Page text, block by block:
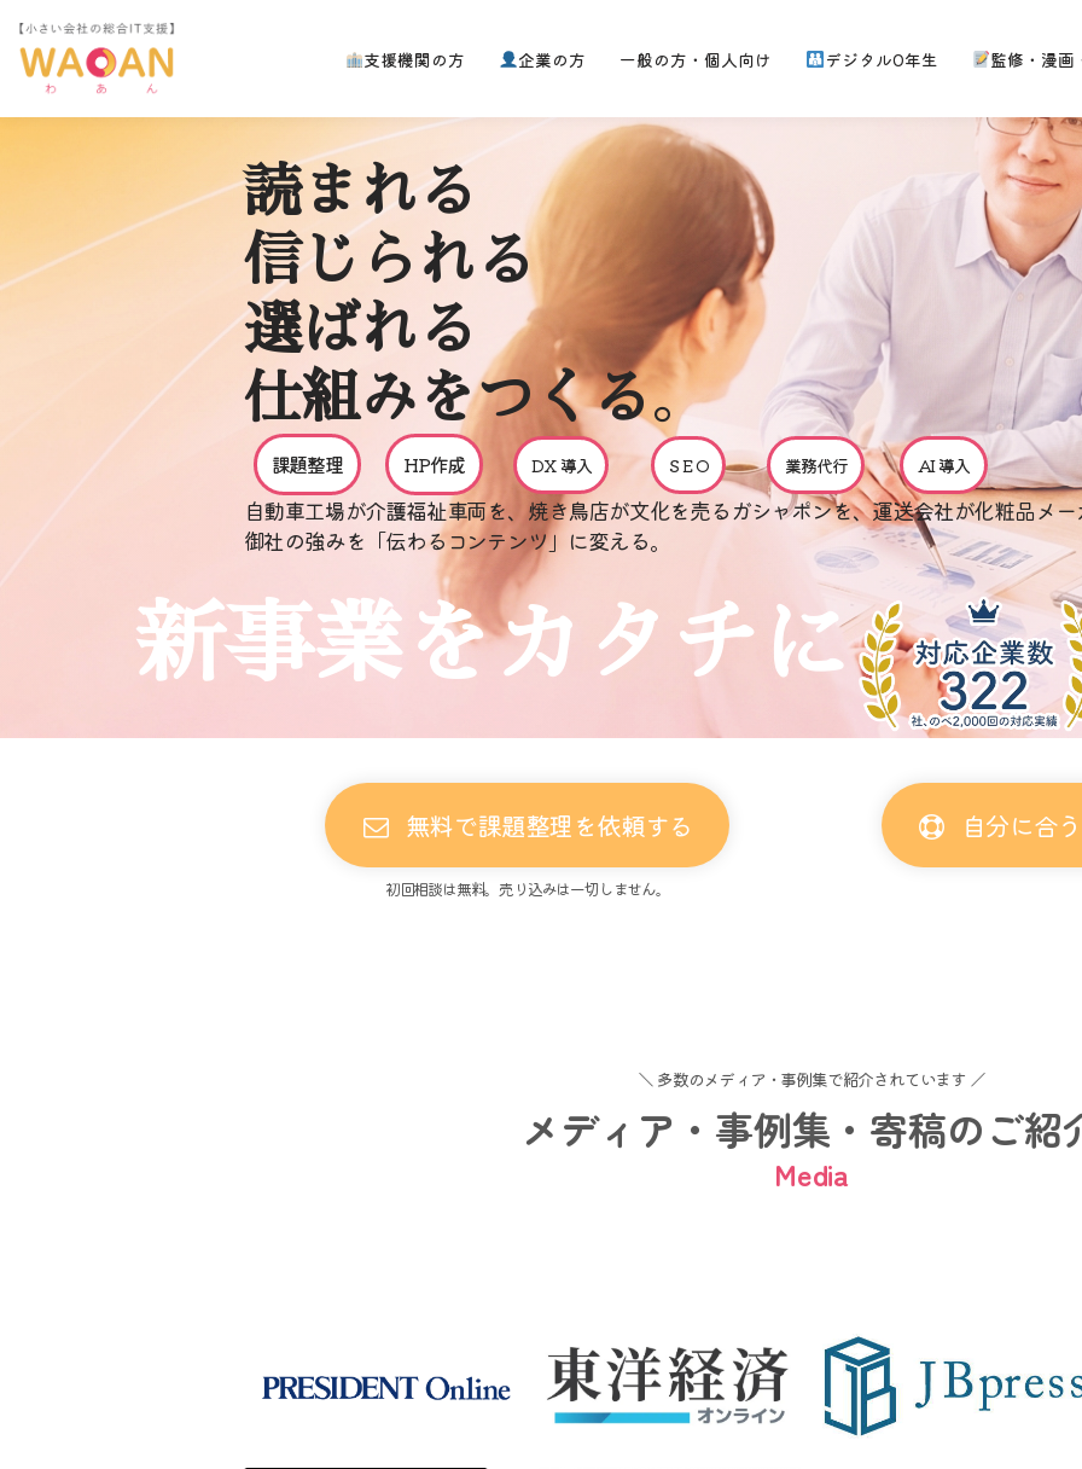
コ
テ
キ
支援機関の方 企業の方 一般の方・個人向け デジタル0年生 監修・漫画
読まれる
信じられる
選ばれる
仕組みをつくる。
課題整理 HP作成 DX 導入 S E O 業務代行 AI 導入
自動車工場が介護福祉車両を、焼き鳥店が文化を売るガシャポンを、運送会社が化粧品メ
御社の強みを「伝わるコンテンツ」に変える。
新事業をカタチに
無料で課題整理を依頼する
初回相談は無料。売り込みは一切しません。
自分に合
＼ 多数のメディア・事例集で紹介されています ／
メディア・事例集・寄稿のご紹
Media